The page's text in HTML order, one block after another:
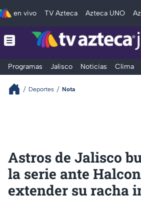
en vivo TV Azteca Azteca UNO
Programas Jalisco Noticias Clima
Deportes Nota
Astros de Jalisco
la serie ante
extender su racha